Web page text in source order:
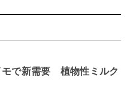
モで新需要 植物性ミルク